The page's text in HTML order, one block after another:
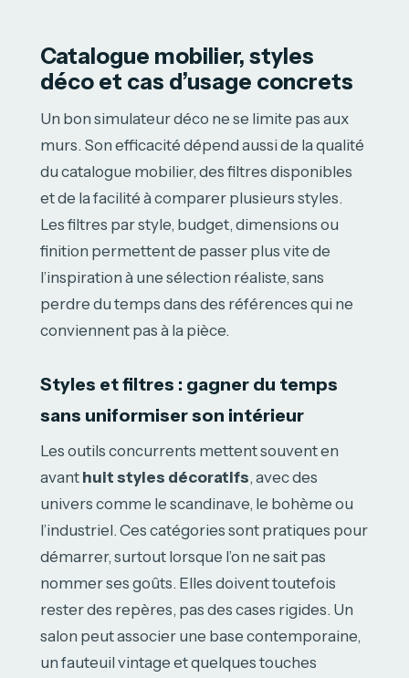
Catalogue mobilier, styles
déco et cas d’usage concrets
Un bon simulateur déco ne se limite pas aux
murs. Son efficacité dépend aussi de la qualité
du catalogue mobilier, des filtres disponibles
et de la facilité à comparer plusieurs styles.
Les filtres par style, budget, dimensions ou
finition permettent de passer plus vite de
l’inspiration à une sélection réaliste, sans
perdre du temps dans des références qui ne
conviennent pas à la pièce.
Styles et filtres : gagner du temps
sans uniformiser son intérieur
Les outils concurrents mettent souvent en
avant huit styles décoratifs, avec des
univers comme le scandinave, le bohème ou
l’industriel. Ces catégories sont pratiques pour
démarrer, surtout lorsque l’on ne sait pas
nommer ses goûts. Elles doivent toutefois
rester des repères, pas des cases rigides. Un
salon peut associer une base contemporaine,
un fauteuil vintage et quelques touches